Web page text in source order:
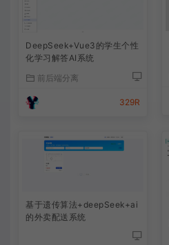
DeepSeek+Vue3的学生个性
化学习解答AI系统
前后端分离
329R
基于遗传算法+deepSeek+ai
的外卖配送系统